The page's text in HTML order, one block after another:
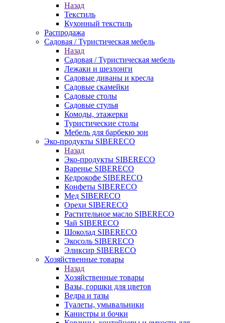
Назад
Текстиль
Кухонный текстиль
Распродажа
Садовая / Туристическая мебель
Назад
Садовая / Туристическая мебель
Лежаки и шезлонги
Садовые диваны и кресла
Садовые скамейки
Садовые столы
Садовые стулья
Комоды, этажерки
Туристические столы
Мебель для барбекю зон
Эко-продукты SIBERECO
Назад
Эко-продукты SIBERECO
Варенье SIBERECO
Кедрокофе SIBERECO
Конфеты SIBERECO
Мед SIBERECO
Орехи SIBERECO
Растительное масло SIBERECO
Чай SIBERECO
Шоколад SIBERECO
Экосоль SIBERECO
Эликсир SIBERECO
Хозяйственные товары
Назад
Хозяйственные товары
Вазы, горшки для цветов
Ведра и тазы
Туалеты, умывальники
Канистры и бочки